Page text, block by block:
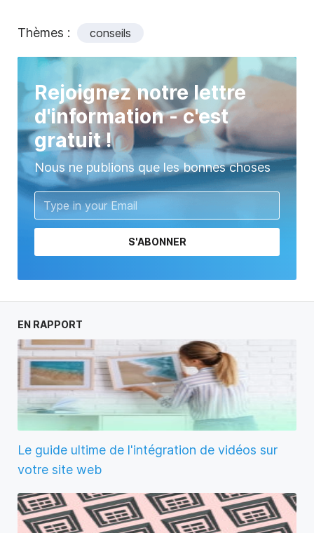
Thèmes : conseils
Rejoignez notre lettre
d'information - c'est
gratuit !
Nous ne publions que les bonnes choses
S'ABONNER
EN RAPPORT
Le guide ultime de l'intégration de vidéos sur
votre site web